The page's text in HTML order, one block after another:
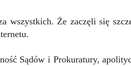
wszystkich. Że zaczęli się
Sądów i Prokuratury,